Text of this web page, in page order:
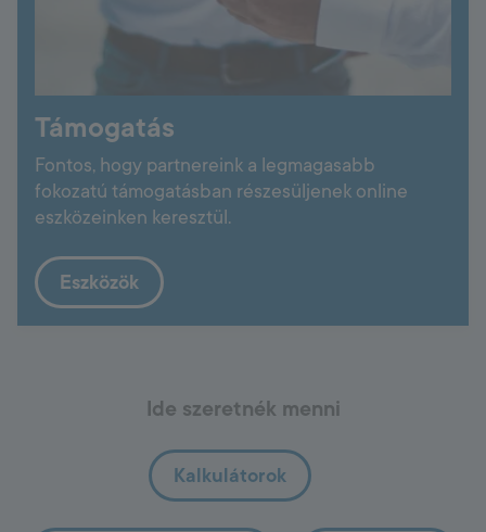
Támogatás
Fontos, hogy partnereink a legmagasabb
fokozatú támogatásban részesüljenek online
eszközeinken keresztül.
Eszközök
Ide szeretnék menni
Kalkulátorok